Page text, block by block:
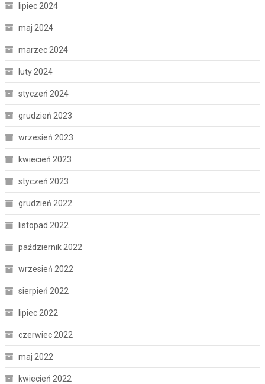
lipiec 2024
maj 2024
marzec 2024
luty 2024
styczeń 2024
grudzień 2023
wrzesień 2023
kwiecień 2023
styczeń 2023
grudzień 2022
listopad 2022
październik 2022
wrzesień 2022
sierpień 2022
lipiec 2022
czerwiec 2022
maj 2022
kwiecień 2022